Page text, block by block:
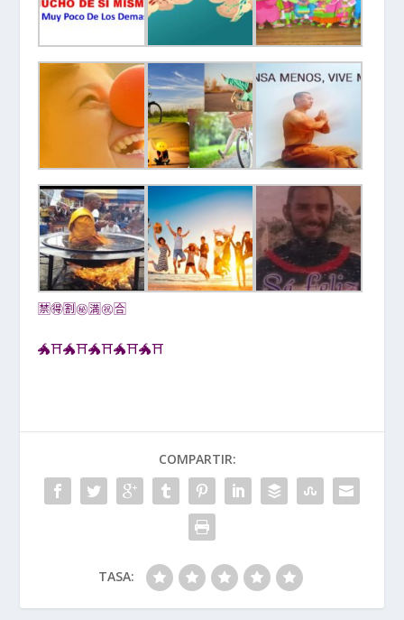
🈲🉐🈹㊙🈵㊗🈴
🐲⛩🐲⛩🐲⛩🐲⛩🐲⛩
COMPARTIR:
TASA: